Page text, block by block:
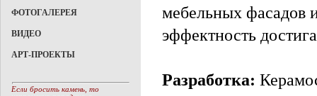
ФОТОГАЛЕРЕЯ
ВИДЕО
АРТ-ПРОЕКТЫ
Если бросить камень, то
мебельных фасадов
эффектность
Разработка: